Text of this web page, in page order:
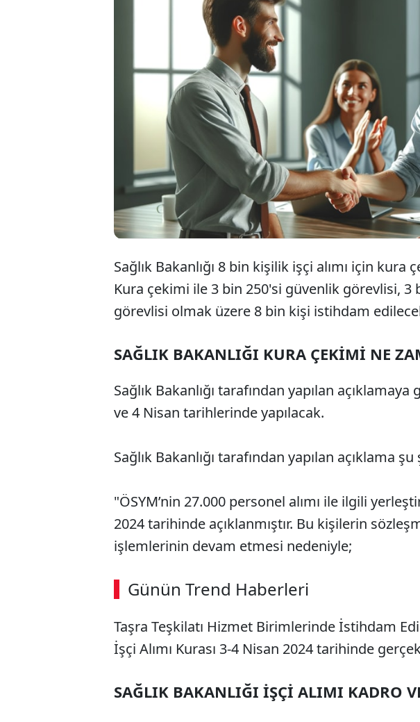
Sağlık Bakanlığı kura çekimi için tarih
İŞKUR aracılığıyla 8 bin işçi alımı
personel alımı sürecinin devam etmesi
Bakanlığı kura çekimi 3 Nisan Çarşamba
günü 2024 tarihinde gerçekleştirilecek,
https://yhgm.saglik.gov.tr internet
Sağlık Bakanlığı 8 bin kişilik işçi alımı için
Kura çekimi ile 3 bin 250'si güvenlik görevlisi, 3
görevlisi olmak üzere 8 bin kişi istihdam
SAĞLIK BAKANLIĞI KURA ÇEKİMİ NE
Sağlık Bakanlığı tarafından yapılan
ve 4 Nisan tarihlerinde yapılacak.
Sağlık Bakanlığı tarafından yapılan açıklama
"ÖSYM’nin 27.000 personel alımı ile ilgili
2024 tarihinde açıklanmıştır. Bu kişilerin
işlemlerinin devam etmesi nedeniyle;
Günün Trend Haberleri
Taşra Teşkilatı Hizmet Birimlerinde İstihdam
İşçi Alımı Kurası 3-4 Nisan 2024 tarihinde
SAĞLIK BAKANLIĞI İŞÇİ ALIMI KADRO